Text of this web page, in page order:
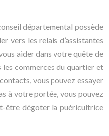
départemental possède
vers les relais d’assistantes
aider dans votre quête de
les commerces du quartier et
vous pouvez essayer
à votre portée, vous pouvez
être dégoter la puéricultrice